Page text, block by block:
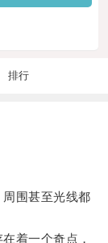
排行
围甚至光线都
着一个奇点，